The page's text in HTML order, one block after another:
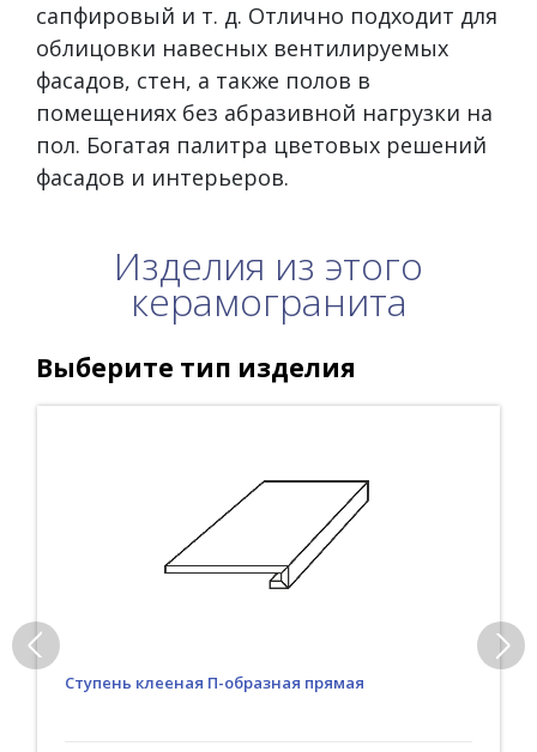
сапфировый и т. д. Отлично подходит для
облицовки навесных вентилируемых
фасадов, стен, а также полов в
помещениях без абразивной нагрузки на
пол. Богатая палитра цветовых решений
фасадов и интерьеров.
Изделия из этого
керамогранита
Выберите тип изделия
Ступень клееная П-образная прямая